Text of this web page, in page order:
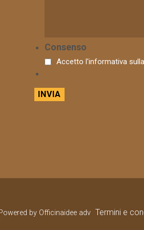
Consenso
Accetto l'informativa sulla
by Officinaidee adv Termini e